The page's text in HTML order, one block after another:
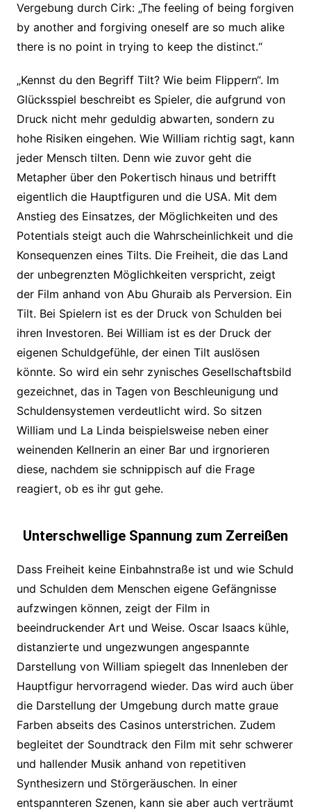
Vergebung durch Cirk: „The feeling of being forgiven
by another and forgiving oneself are so much alike
there is no point in trying to keep the distinct.“
„Kennst du den Begriff Tilt? Wie beim Flippern“. Im
Glücksspiel beschreibt es Spieler, die aufgrund von
Druck nicht mehr geduldig abwarten, sondern zu
hohe Risiken eingehen. Wie William richtig sagt, kann
jeder Mensch tilten. Denn wie zuvor geht die
Metapher über den Pokertisch hinaus und betrifft
eigentlich die Hauptfiguren und die USA. Mit dem
Anstieg des Einsatzes, der Möglichkeiten und des
Potentials steigt auch die Wahrscheinlichkeit und die
Konsequenzen eines Tilts. Die Freiheit, die das Land
der unbegrenzten Möglichkeiten verspricht, zeigt
der Film anhand von Abu Ghuraib als Perversion. Ein
Tilt. Bei Spielern ist es der Druck von Schulden bei
ihren Investoren. Bei William ist es der Druck der
eigenen Schuldgefühle, der einen Tilt auslösen
könnte. So wird ein sehr zynisches Gesellschaftsbild
gezeichnet, das in Tagen von Beschleunigung und
Schuldensystemen verdeutlicht wird. So sitzen
William und La Linda beispielsweise neben einer
weinenden Kellnerin an einer Bar und irgnorieren
diese, nachdem sie schnippisch auf die Frage
reagiert, ob es ihr gut gehe.
Unterschwellige Spannung zum Zerreißen
Dass Freiheit keine Einbahnstraße ist und wie Schuld
und Schulden dem Menschen eigene Gefängnisse
aufzwingen können, zeigt der Film in
beeindruckender Art und Weise. Oscar Isaacs kühle,
distanzierte und ungezwungen angespannte
Darstellung von William spiegelt das Innenleben der
Hauptfigur hervorragend wieder. Das wird auch über
die Darstellung der Umgebung durch matte graue
Farben abseits des Casinos unterstrichen. Zudem
begleitet der Soundtrack den Film mit sehr schwerer
und hallender Musik anhand von repetitiven
Synthesizern und Störgeräuschen. In einer
entspannteren Szenen, kann sie aber auch verträumt